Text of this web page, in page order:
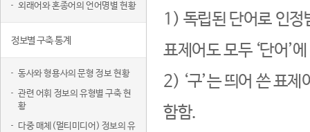
외래어와 혼종어의 언어명별 현황
정보별 구축 통계
동사와 형용사의 문형 정보 현황
관련 어휘 정보의 유형별 구축 현
황
다중 매체(멀티미디어) 정보의 유
1) 독립된 단어로 인정
표제어도 모두 ‘단어’
2) ‘구’는 띄어 쓴 표
함함.